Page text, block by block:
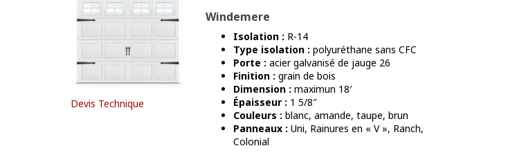
Devis Technique
Windemere
Isolation : R-14
Type isolation : polyuréthane sans CFC
Porte : acier galvanisé de jauge 26
Finition : grain de bois
Dimension : maximun 18′
Épaisseur : 1 5/8″
Couleurs : blanc, amande, taupe, brun
Panneaux : Uni, Rainures en « V », Ranch,
Colonial